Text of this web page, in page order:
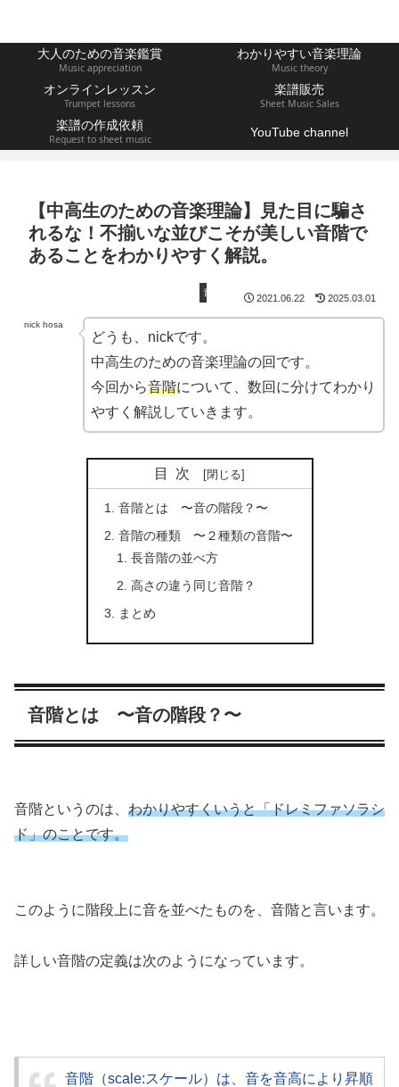
大人のための音楽鑑賞
Music appreciation
わかりやすい音楽理論
Music theory
オンラインレッスン
Trumpet lessons
楽譜販売
Sheet Music Sales
楽譜の作成依頼
Request to sheet music YouTube channel
【中高生のための音楽理論】見た目に騙さ
れるな！不揃いな並びこそが美しい音階で
あることをわかりやすく解説。
音楽理論
2021.06.22 2025.03.01
nick hosa
どうも、nickです。
中高生のための音楽理論の回です。
今回から音階について、数回に分けてわかり
やすく解説していきます。
目次
音階とは 〜音の階段？〜
音階の種類 〜２種類の音階〜
長音階の並べ方
高さの違う同じ音階？
まとめ
音階とは 〜音の階段？〜
音階というのは、 わかりやすくいうと「ドレミファソラシ
ド」のことです。
このように階段上に音を並べたものを、音階と言います。
詳しい音階の定義は次のようになっています。
音階（scale:スケール）は、音を音高により昇順